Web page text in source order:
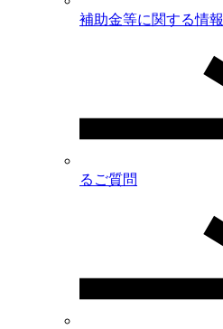
補助金等に関する情報
るご質問